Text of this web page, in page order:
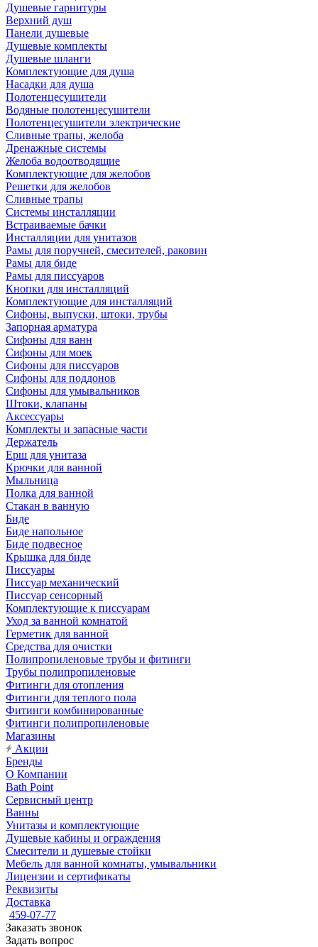
Душевые гарнитуры
Верхний душ
Панели душевые
Душевые комплекты
Душевые шланги
Комплектующие для душа
Насадки для душа
Полотенцесушители
Водяные полотенцесушители
Полотенцесушители электрические
Сливные трапы, желоба
Дренажные системы
Желоба водоотводящие
Комплектующие для желобов
Решетки для желобов
Сливные трапы
Системы инсталляции
Встраиваемые бачки
Инсталляции для унитазов
Рамы для поручней, смесителей, раковин
Рамы для биде
Рамы для писсуаров
Кнопки для инсталляций
Комплектующие для инсталляций
Сифоны, выпуски, штоки, трубы
Запорная арматура
Сифоны для ванн
Сифоны для моек
Сифоны для писсуаров
Сифоны для поддонов
Сифоны для умывальников
Штоки, клапаны
Аксессуары
Комплекты и запасные части
Держатель
Ерш для унитаза
Крючки для ванной
Мыльница
Полка для ванной
Стакан в ванную
Биде
Биде напольное
Биде подвесное
Крышка для биде
Писсуары
Писсуар механический
Писсуар сенсорный
Комплектующие к писсуарам
Уход за ванной комнатой
Герметик для ванной
Средства для очистки
Полипропиленовые трубы и фитинги
Трубы полипропиленовые
Фитинги для отопления
Фитинги для теплого пола
Фитинги комбинированные
Фитинги полипропиленовые
Магазины
Акции
Бренды
О Компании
Bath Point
Сервисный центр
Ванны
Унитазы и комплектующие
Душевые кабины и ограждения
Смесители и душевые стойки
Мебель для ванной комнаты, умывальники
Лицензии и сертификаты
Реквизиты
Доставка
459-07-77
Заказать звонок
Задать вопрос